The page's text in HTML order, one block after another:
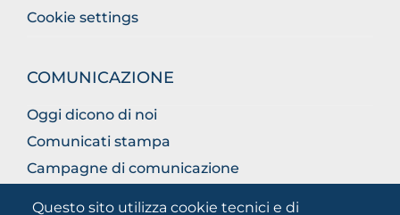
Questo sito utilizza cookie tecnici e di
Cookie settings
COMUNICAZIONE
Oggi dicono di noi
Comunicati stampa
Campagne di comunicazione